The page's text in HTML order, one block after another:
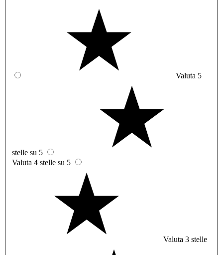
Valuta 5
stelle su 5
Valuta 4 stelle su 5
Valuta 3 stelle